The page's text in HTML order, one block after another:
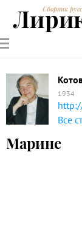
РУССКИЕ
ПОЭТЫ
Сборник
1934
Все
Марине